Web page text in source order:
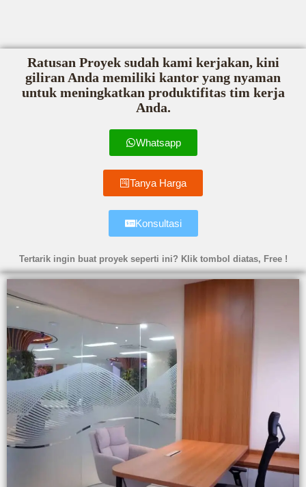
Ratusan Proyek sudah kami kerjakan, kini
giliran Anda memiliki kantor yang nyaman
untuk meningkatkan produktifitas tim kerja
Anda.
Whatsapp
Tanya Harga
Konsultasi
Tertarik ingin buat proyek seperti ini? Klik tombol diatas, Free !